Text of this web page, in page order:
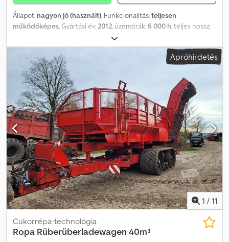
Állapot: nagyon jó (használt), Funkcionalitás:teljesen
működőképes, Gyártási év:2012, üzemórák:6 000 h, teljes hossz:
4 000 mm
Felszereltség:tempomat, tolatókamera, ROPA TIGER V8-3
céklatermesztő 2011/2012-es év 6000 munkaóra GVM 32500 kg 3
tengely 6×6 Teljesítmény 600 LE A motor űrtartalma 15928 cc 8-
hengeres motor Teljes hossza 14,95 m Magasság 4 m Csuklós
keret Az eke hidraulikus hajtása Tartálykapacitás 40 m3 Dsdpfx
Agozmv U Iolsck Légkondicionált kabin Fűtés Rádió Autopilot
Tempomat Kamera Joystick Műszaki és vizuális állapota kiváló
Teljes dokumentáció
Apróhirdetés
1 / 11
Cukorrépa-technológia
Ropa Rüberüberladewagen 40m³